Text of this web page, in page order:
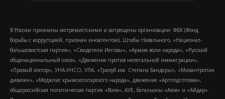
В России признаны экстремистскими и запрещены организации: ФБК (Фонд
борьбы с коррупцией, признан иноагентом), Штабы Навального, «Национал-
большевистская партия», «Свидетели Иеговы», «Армия воли народа», «Русский
общенациональный союз», «Движение против нелегальной иммиграции»,
«Правый сектор», УНА-УНСО, УПА, «Тризуб им. Степана Бандеры», «Мизантропик
дивижн», «Меджлис крымскотатарского народа», движение «Артподготовка»,
общероссийская политическая партия «Воля», АУЕ, батальоны «Азов» и «Айдар».